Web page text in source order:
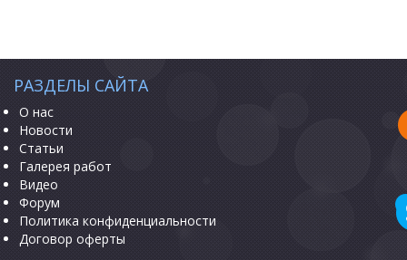
РАЗДЕЛЫ САЙТА
О нас
Новости
Статьи
Галерея работ
Видео
Форум
Политика конфиденциальности
Договор оферты